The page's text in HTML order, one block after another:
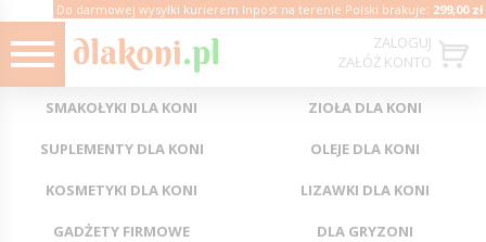
ZALOGUJ
ZAŁÓŻ KONTO
Do darmowej wysyłki kurierem Inpost na terenie Polski brakuje: 299,00 zł
SMAKOŁYKI DLA KONI ZIOŁA DLA KONI
SUPLEMENTY DLA KONI OLEJE DLA KONI
KOSMETYKI DLA KONI LIZAWKI DLA KONI
GADŻETY FIRMOWE DLA GRYZONI